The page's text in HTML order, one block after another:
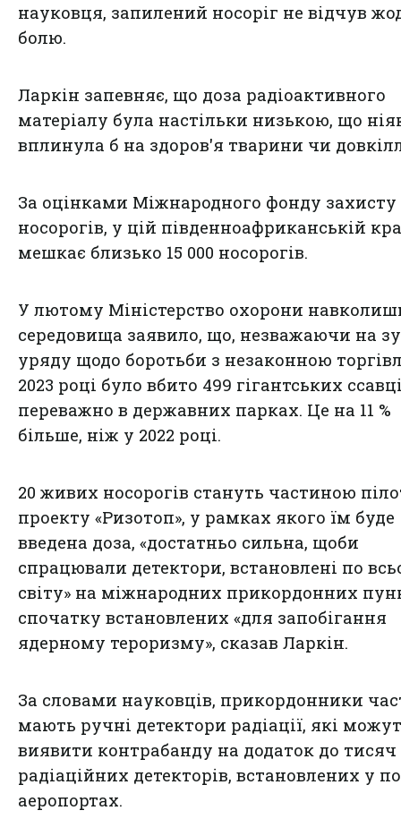
науковця, запилений носоріг не відчув
болю.
Ларкін запевняє, що доза радіоактивного
матеріалу була настільки низькою, що
вплинула б на здоров'я тварини чи
За оцінками Міжнародного фонду захисту
носорогів, у цій південноафриканській
мешкає близько 15 000 носорогів.
У лютому Міністерство охорони
середовища заявило, що, незважаючи на
уряду щодо боротьби з незаконною
2023 році було вбито 499 гігантських
переважно в державних парках. Це на 11 %
більше, ніж у 2022 році.
20 живих носорогів стануть частиною
проекту «Ризотоп», у рамках якого їм буде
введена доза, «достатньо сильна, щоби
спрацювали детектори, встановлені по
світу» на міжнародних прикордонних
спочатку встановлених «для запобігання
ядерному тероризму», сказав Ларкін.
За словами науковців, прикордонники
мають ручні детектори радіації, які
виявити контрабанду на додаток до тисяч
радіаційних детекторів, встановлених у
аеропортах.